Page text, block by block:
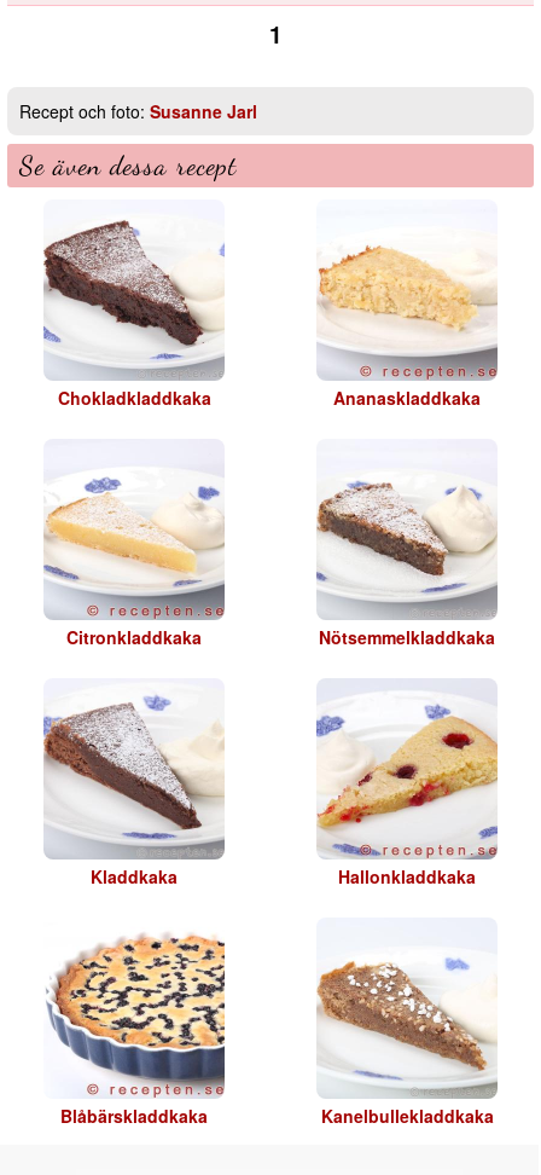
1
Recept och foto: Susanne Jarl
Se även dessa recept
Chokladkladdkaka Ananaskladdkaka
Citronkladdkaka Nötsemmelkladdkaka
Kladdkaka Hallonkladdkaka
Blåbärskladdkaka Kanelbullekladdkaka